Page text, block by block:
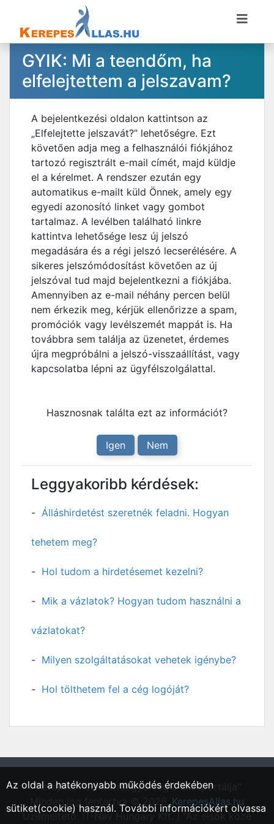
GYIK: Mi a teendőm, ha
elfelejtettem a jelszavam?
A bejelentkezési oldalon kattintson az
„Elfelejtette jelszavát?” lehetőségre. Ezt
követően adja meg a felhasználói fiókjához
tartozó regisztrált e-mail címét, majd küldje
el a kérelmet. A rendszer ezután egy
automatikus e-mailt küld Önnek, amely egy
egyedi azonosító linket vagy gombot
tartalmaz. A levélben található linkre
kattintva lehetősége lesz új jelszó
megadására és a régi jelszó lecserélésére. A
sikeres jelszómódosítást követően az új
jelszóval tud majd bejelentkezni a fiókjába.
Amennyiben az e-mail néhány percen belül
nem érkezik meg, kérjük ellenőrizze a spam,
promóciók vagy levélszemét mappát is. Ha
továbbra sem találja az üzenetet, érdemes
újra megpróbálni a jelszó-visszaállítást, vagy
kapcsolatba lépni az ügyfélszolgálattal.
Hasznosnak találta ezt az információt?
Igen Nem
Leggyakoribb kérdések:
Álláshirdetést szeretnék feladni. Hogyan
tehetem meg?
Hol tudom a hirdetésemet kezelni?
Mik a vázlatok? Hogyan tudom használni a
vázlatokat?
Milyen szolgáltatásokat vehetek igénybe?
Hol tölthetem fel a cég logóját?
"Kerepes, Pest vármegyei régió állásportálja"
Minden jog fentartva © 2026.KerepesAllas.hu
Üzemeltető: IT-Nav Hungary Kft. | "Az elsők közé
Az oldal a hatékonyabb működés érdekében
sütiket(cookie) használ. További információkért olvassa